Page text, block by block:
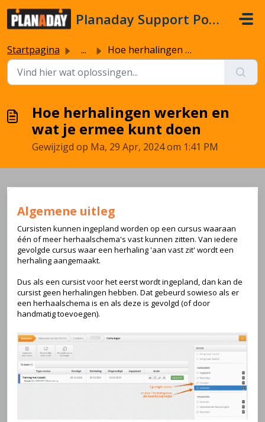
Doorgaan naar hoofdinhoud
Planaday Support Portal
Startpagina ... Hoe herhalingen werken en wat je ermee kunt doen
Hoe herhalingen werken en
wat je ermee kunt doen
Gewijzigd op Ma, 29 Apr, 2024 om 1:41 PM
Algemene uitleg
Cursisten kunnen ingepland worden op een cursus waaraan
één of meer herhaalschema's vast kunnen zitten. Van iedere
gevolgde cursus waar een herhaling 'aan vast zit' wordt een
herhaling aangemaakt.
Dus als een cursist voor het eerst wordt ingepland, dan kan de
cursist geen herhalingen hebben. Dat gebeurd sowieso als er
een herhaalschema is en als deze is gevolgd (of door
handmatig toevoegen).